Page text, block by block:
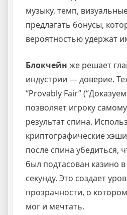
музыку, темп,
предлагать бонусы,
вероятностью удержат
Блокчейн же решает
индустрии — доверие.
“Provably Fair”
позволяет игроку
результат спина.
криптографические
после спина убедиться,
был подтасован казино
секунду. Это создает
прозрачности, о
мог и мечтать.